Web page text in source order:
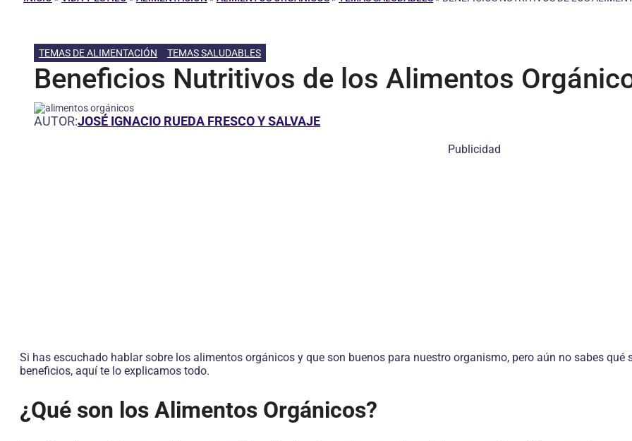
TEMAS DE ALIMENTACIÓN TEMAS SALUDABLES
Beneficios Nutritivos de los Alimentos
AUTOR:JOSÉ IGNACIO RUEDA FRESCO Y SALVAJE
Publicidad
Si has escuchado hablar sobre los alimentos orgánicos y que son buenos para nuestro organismo, pero aún no sabes
beneficios, aquí te lo explicamos todo.
¿Qué son los Alimentos Orgánicos?